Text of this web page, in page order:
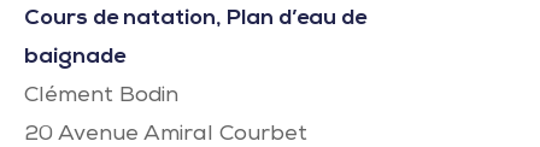
Cours de natation, Plan d’eau de
baignade
Clément Bodin
20 Avenue Amiral Courbet